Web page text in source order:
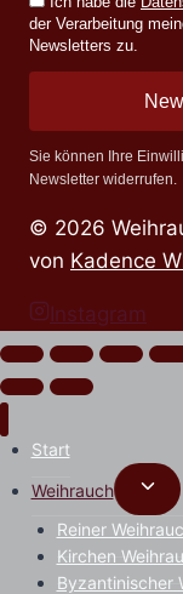
der Verarbeitung
Newsletters zu.
Sie können Ihre
Newsletter widerrufen.
© 2026
von Kadence
Instagram
Start
Weihrauch
Reiner
Kirchen
Byzantinischer